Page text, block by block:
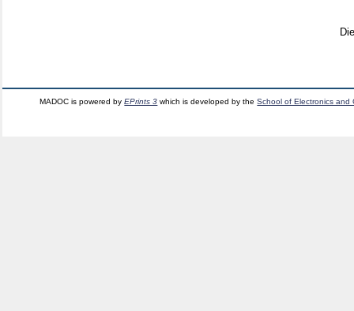
MADOC is powered byEPrints 3 which is developed by theSchool of Electronics and